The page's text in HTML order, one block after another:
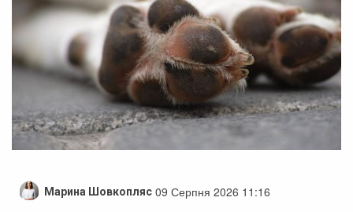
Марина Шовкопляс 09 Серпня 2026 11:16